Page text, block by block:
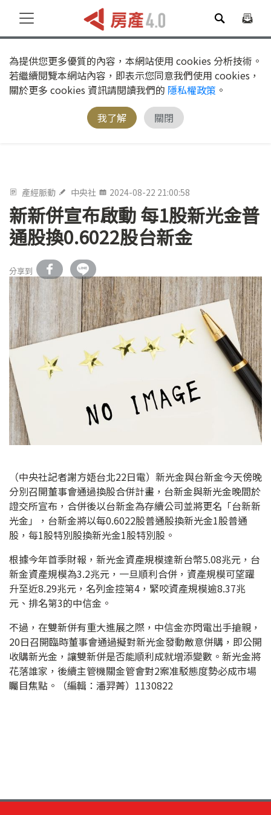
為提供您更多優質的內容，本網站使用 cookies 分析技術。
若繼續閱覽本網站內容，即表示您同意我們使用 cookies，
關於更多 cookies 資訊請閱讀我們的 隱私權政策 。
我了解
關閉
產經脈動 中央社 2024-08-22 21:00:58
新新併宣布啟動 每1股新光金普
通股換0.6022股台新金
分享到
（中央社記者謝方娪台北22日電）新光金與台新金今天傍晚
分別召開董事會通過換股合併計畫，台新金與新光金晚間於
證交所宣布，合併後以台新金為存續公司並將更名「台新新
光金」，台新金將以每0.6022股普通股換新光金1股普通
股，每1股特別股換新光金1股特別股。
根據今年首季財報，新光金資產規模達新台幣5.08兆元，台
新金資產規模為3.2兆元，一旦順利合併，資產規模可望躍
升至近8.29兆元，名列金控第4，緊咬資產規模逾8.37兆
元、排名第3的中信金。
不過，在雙新併有重大進展之際，中信金亦閃電出手搶親，
20日召開臨時董事會通過擬對新光金發動敵意併購，即公開
收購新光金，讓雙新併是否能順利成就增添變數。新光金將
花落誰家，後續主管機關金管會對2案准駁態度勢必成市場
矚目焦點。（編輯：潘羿菁）1130822